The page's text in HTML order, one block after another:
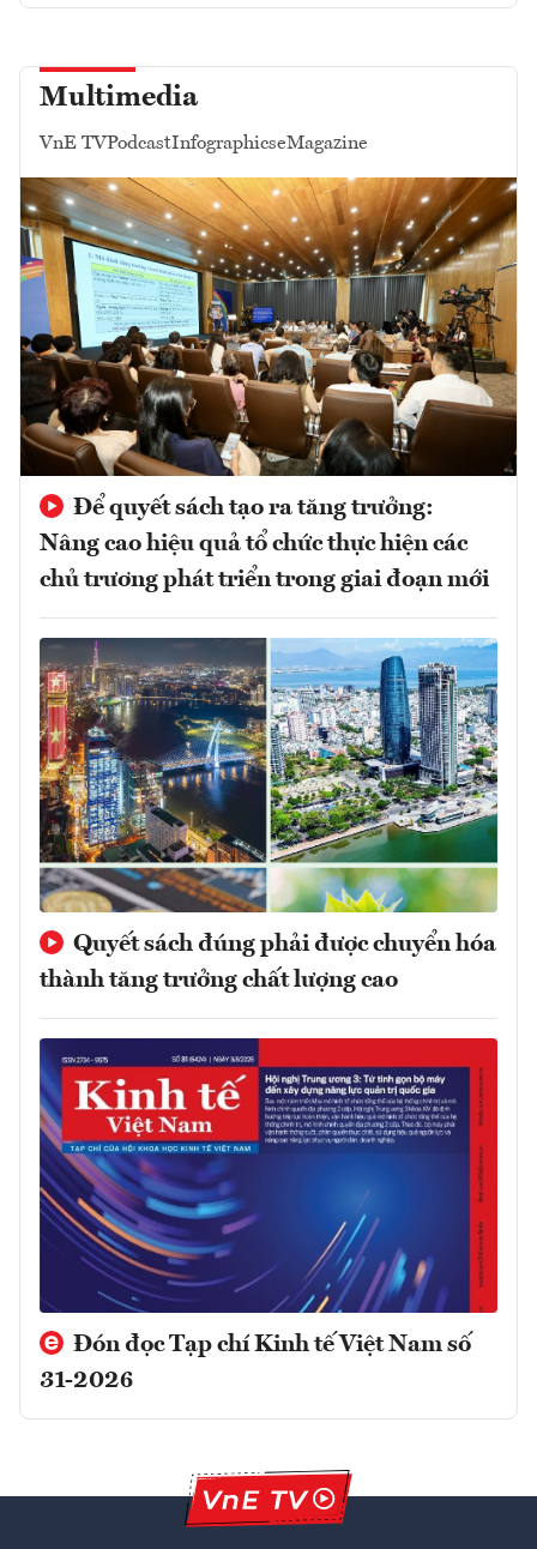
Multimedia
VnE TVPodcastInfographicseMagazine
Để quyết sách tạo ra tăng trưởng:
Nâng cao hiệu quả tổ chức thực hiện các
chủ trương phát triển trong giai đoạn mới
Quyết sách đúng phải được chuyển hóa
thành tăng trưởng chất lượng cao
Đón đọc Tạp chí Kinh tế Việt Nam số
31-2026